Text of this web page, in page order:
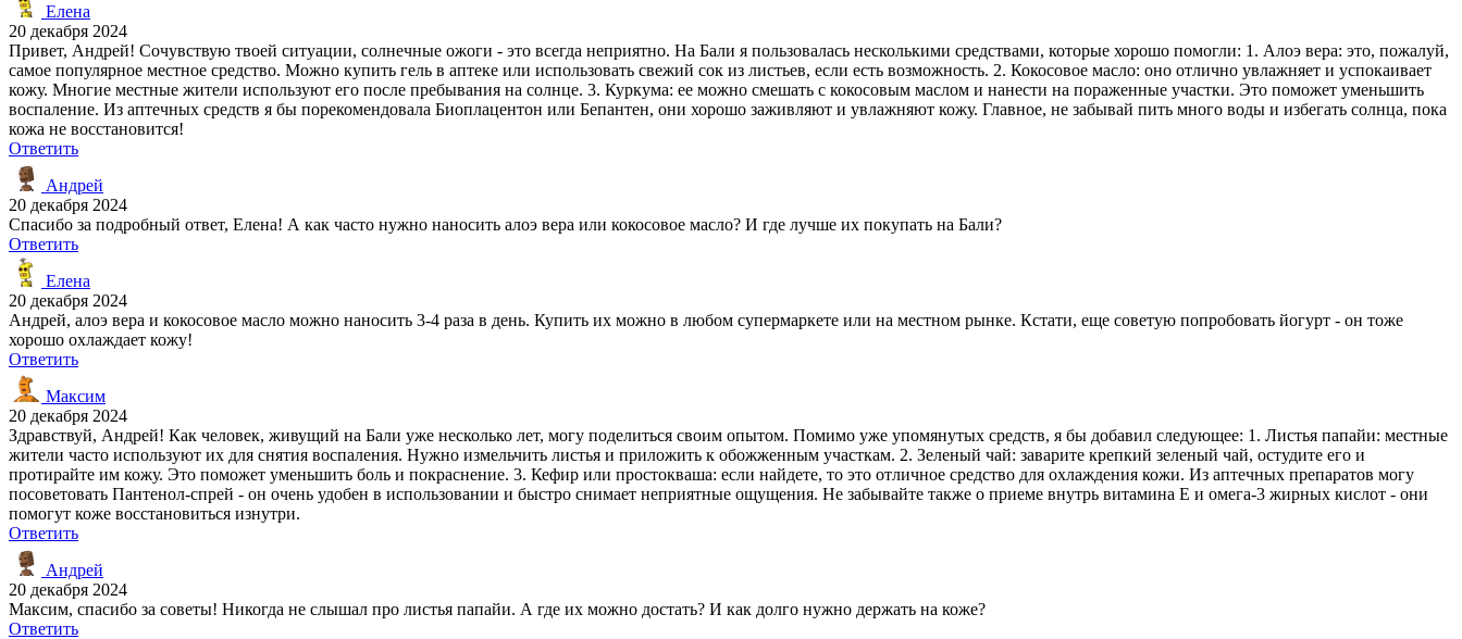
Елена
20 декабря 2024
Привет, Андрей! Сочувствую твоей ситуации, солнечные ожоги - это всегда неприятно. На Бали я пользовалась несколькими средствами, которые хорошо помогли: 1. Алоэ вера: это, пожалуй,
самое популярное местное средство. Можно купить гель в аптеке или использовать свежий сок из листьев, если есть возможность. 2. Кокосовое масло: оно отлично увлажняет и успокаивает
кожу. Многие местные жители используют его после пребывания на солнце. 3. Куркума: ее можно смешать с кокосовым маслом и нанести на пораженные участки. Это поможет уменьшить
воспаление. Из аптечных средств я бы порекомендовала Биоплацентон или Бепантен, они хорошо заживляют и увлажняют кожу. Главное, не забывай пить много воды и избегать солнца, пока
кожа не восстановится!
Ответить
Андрей
20 декабря 2024
Спасибо за подробный ответ, Елена! А как часто нужно наносить алоэ вера или кокосовое масло? И где лучше их покупать на Бали?
Ответить
Елена
20 декабря 2024
Андрей, алоэ вера и кокосовое масло можно наносить 3-4 раза в день. Купить их можно в любом супермаркете или на местном рынке. Кстати, еще советую попробовать йогурт - он тоже
хорошо охлаждает кожу!
Ответить
Максим
20 декабря 2024
Здравствуй, Андрей! Как человек, живущий на Бали уже несколько лет, могу поделиться своим опытом. Помимо уже упомянутых средств, я бы добавил следующее: 1. Листья папайи: местные
жители часто используют их для снятия воспаления. Нужно измельчить листья и приложить к обожженным участкам. 2. Зеленый чай: заварите крепкий зеленый чай, остудите его и
протирайте им кожу. Это поможет уменьшить боль и покраснение. 3. Кефир или простокваша: если найдете, то это отличное средство для охлаждения кожи. Из аптечных препаратов могу
посоветовать Пантенол-спрей - он очень удобен в использовании и быстро снимает неприятные ощущения. Не забывайте также о приеме внутрь витамина Е и омега-3 жирных кислот - они
помогут коже восстановиться изнутри.
Ответить
Андрей
20 декабря 2024
Максим, спасибо за советы! Никогда не слышал про листья папайи. А где их можно достать? И как долго нужно держать на коже?
Ответить